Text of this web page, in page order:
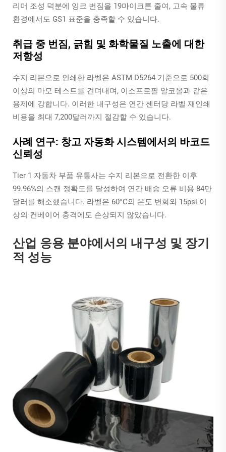
리머 조성 덕분에 잉크 번짐을 19마이크론 줄여, 고속 물류
환경에서도 GS1 표준을 충족할 수 있습니다.
취급 중 번짐, 긁힘 및 화학물질 노출에 대한
저항성
수지 리본으로 인쇄한 라벨은 ASTM D5264 기준으로 500회
이상의 마모 테스트를 견뎌내며, 이소프로필 알코올과 같은
용제에 강합니다. 이러한 내구성은 연간 센터당 라벨 재인쇄
비용을 최대 7,200달러까지 절감할 수 있습니다.
사례 연구: 창고 자동화 시스템에서의 바코드
신뢰성
Tier 1 자동차 부품 유통사는 수지 리본으로 전환한 이후
99.96%의 스캔 정확도를 달성하여 연간 배송 오류 비용 84만
달러를 해소했습니다. 라벨은 60°C의 온도 변화와 15psi 이
상의 컨베이어 충격에도 손상되지 않았습니다.
산업 응용 분야에서의 내구성 및 장기
적 성능